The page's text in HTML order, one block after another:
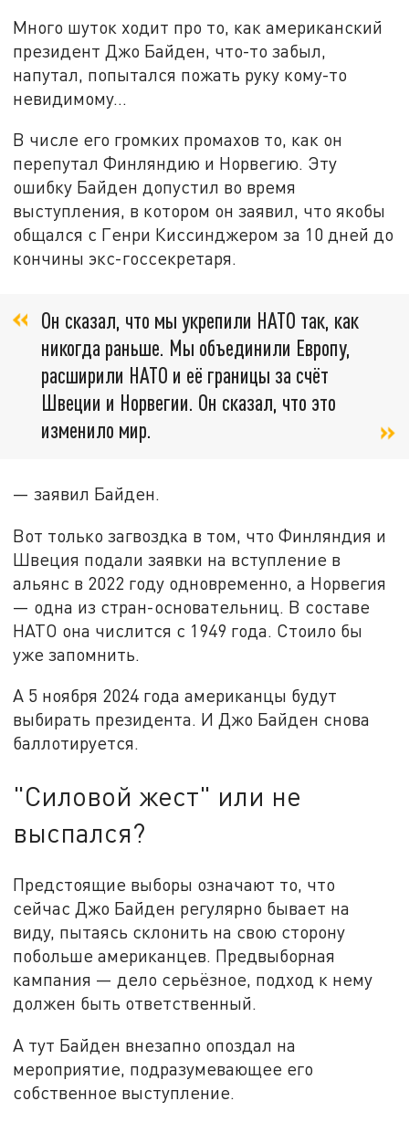
Много шуток ходит про то, как американский
президент Джо Байден, что-то забыл,
напутал, попытался пожать руку кому-то
невидимому…
В числе его громких промахов то, как он
перепутал Финляндию и Норвегию. Эту
ошибку Байден допустил во время
выступления, в котором он заявил, что якобы
общался с Генри Киссинджером за 10 дней до
кончины экс-госсекретаря.
Он сказал, что мы укрепили НАТО так, как
никогда раньше. Мы объединили Европу,
расширили НАТО и её границы за счёт
Швеции и Норвегии. Он сказал, что это
изменило мир.
— заявил Байден.
Вот только загвоздка в том, что Финляндия и
Швеция подали заявки на вступление в
альянс в 2022 году одновременно, а Норвегия
— одна из стран-основательниц. В составе
НАТО она числится с 1949 года. Стоило бы
уже запомнить.
А 5 ноября 2024 года американцы будут
выбирать президента. И Джо Байден снова
баллотируется.
"Силовой жест" или не
выспался?
Предстоящие выборы означают то, что
сейчас Джо Байден регулярно бывает на
виду, пытаясь склонить на свою сторону
побольше американцев. Предвыборная
кампания — дело серьёзное, подход к нему
должен быть ответственный.
А тут Байден внезапно опоздал на
мероприятие, подразумевающее его
собственное выступление.